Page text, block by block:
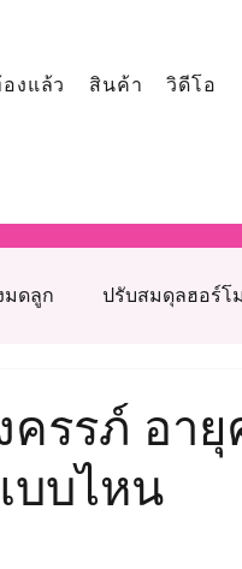
งแล้ว สินค้า วิดีโอ
มดลูก ปรับสมดุลฮอร์โ
นบำรุงเตรียมตั้งครรภ์
ครรภ์ อา
บบไหน